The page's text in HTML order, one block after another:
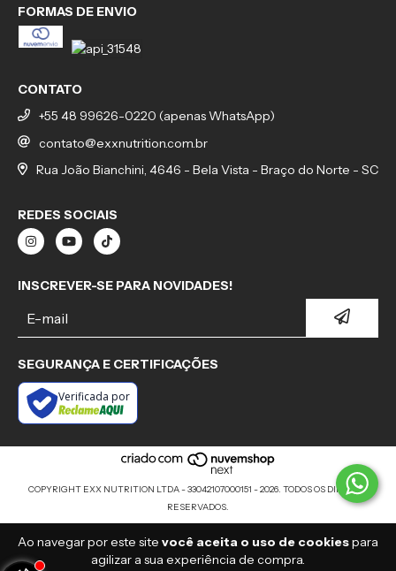
Ao navegar por este site você aceita o uso de cookiespara
agilizar a sua experiência de compra.
FORMAS DE ENVIO
CONTATO
+55 48 99626-0220 (apenas WhatsApp)
contato@exxnutrition.com.br
Rua João Bianchini, 4646 - Bela Vista - Braço do Norte - SC
REDES SOCIAIS
INSCREVER-SE PARA NOVIDADES!
SEGURANÇA E CERTIFICAÇÕES
Verificada por
COPYRIGHT EXX NUTRITION LTDA - 33042107000151 - 2026. TODOS OS DIREITOS
RESERVADOS.